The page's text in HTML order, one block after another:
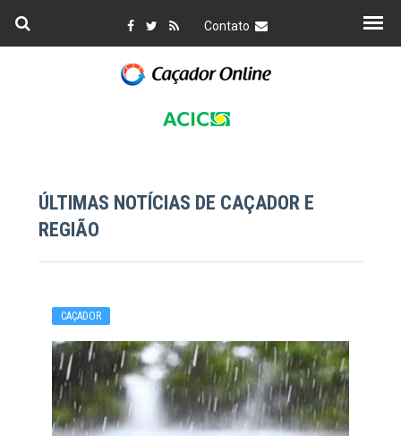
Contato
ÚLTIMAS NOTÍCIAS DE CAÇADOR E
REGIÃO
CAÇADOR